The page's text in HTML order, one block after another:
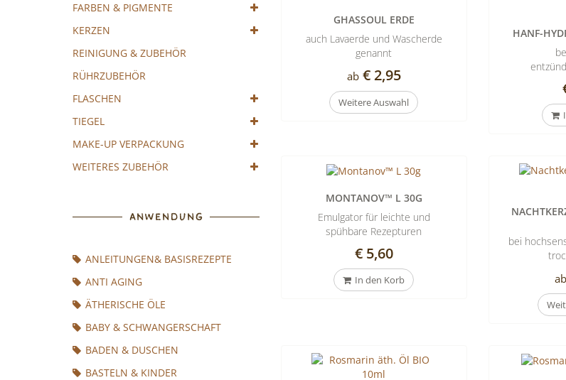
GHASSOUL ERDE
auch Lavaerde und Wascherde
genannt
ab€ 2,95
Weitere Auswahl
HANF-
MONTANOV™ L 30G
Emulgator für leichte und
spühbare Rezepturen
€ 5,60
In den Korb
bei
ab
FARBEN & PIGMENTE
KERZEN
REINIGUNG & ZUBEHÖR
RÜHRZUBEHÖR
FLASCHEN
TIEGEL
MAKE-UP VERPACKUNG
WEITERES ZUBEHÖR
ANWENDUNG
ANLEITUNGEN& BASISREZEPTE
ANTI AGING
ÄTHERISCHE ÖLE
BABY & SCHWANGERSCHAFT
BADEN & DUSCHEN
BASTELN & KINDER